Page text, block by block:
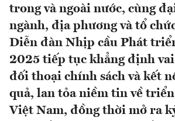
trong và ngoài nước, cùng
ngành, địa phương và tổ
Diễn đàn Nhịp cầu Phát
2025 tiếp tục khẳng định
đối thoại chính sách và kết
quả, lan tỏa niềm tin về
Việt Nam, đồng thời mở ra